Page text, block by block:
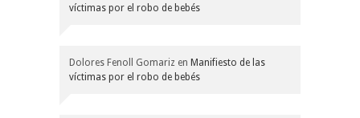
víctimas por el robo de bebés
Dolores Fenoll Gomariz en Manifiesto de las
víctimas por el robo de bebés